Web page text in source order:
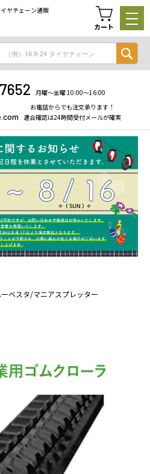
ヤチェーン通販
カート
月曜〜金曜 10:00〜16:00
お電話からでも注文承ります！
適合確認は24時間受付メールが確実
ベスタ/マニアスプレッター